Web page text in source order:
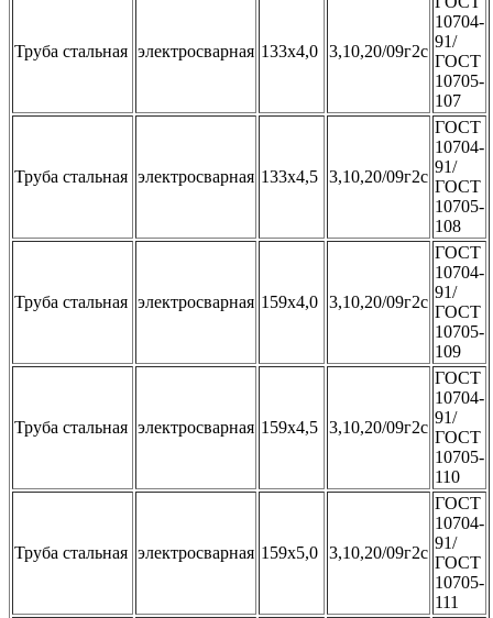
Труба стальная электросварная 133х4,0 3,10,20/09г2с
10704-
91/
ГОСТ
10705-
107
Труба стальная электросварная 133х4,5 3,10,20/09г2с
ГОСТ
10704-
91/
ГОСТ
10705-
108
Труба стальная электросварная 159х4,0 3,10,20/09г2с
ГОСТ
10704-
91/
ГОСТ
10705-
109
Труба стальная электросварная 159х4,5 3,10,20/09г2с
ГОСТ
10704-
91/
ГОСТ
10705-
110
Труба стальная электросварная 159х5,0 3,10,20/09г2с
ГОСТ
10704-
91/
ГОСТ
10705-
111